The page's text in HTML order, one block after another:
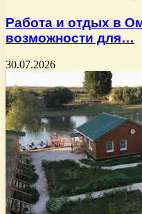
Работа и отдых в
возможности для…
30.07.2026